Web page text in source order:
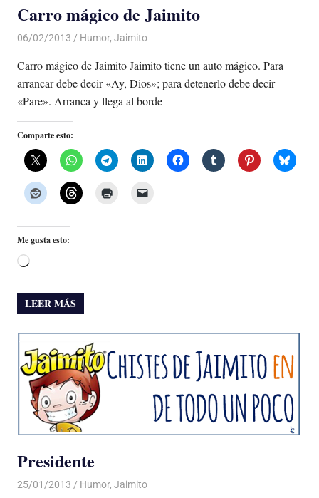
Carro mágico de Jaimito
06/02/2013 Luis Castellanos
Humor, Jaimito
Carro mágico de Jaimito Jaimito tiene un auto mágico. Para
arrancar debe decir «Ay, Dios»; para detenerlo debe decir
«Pare». Arranca y llega al borde
Comparte esto:
Me gusta esto:
Cargando...
LEER MÁS
Presidente
25/01/2013 Luis Castellanos
Humor, Jaimito